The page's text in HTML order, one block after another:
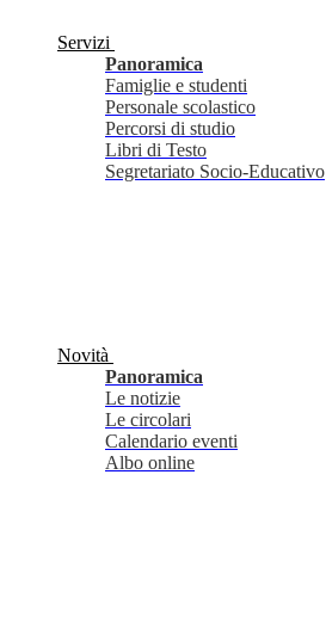
Servizi
Panoramica
Famiglie e studenti
Personale scolastico
Percorsi di studio
Libri di Testo
Segretariato Socio-Educativo
Novità
Panoramica
Le notizie
Le circolari
Calendario eventi
Albo online